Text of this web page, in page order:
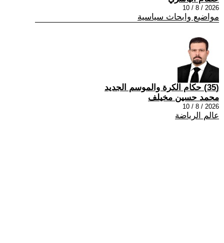
2026 / 8 / 10
مواضيع وابحاث سياسية
(35) حكام الكرة والموسم الجديد
محمد حسين مخيلف
2026 / 8 / 10
عالم الرياضة